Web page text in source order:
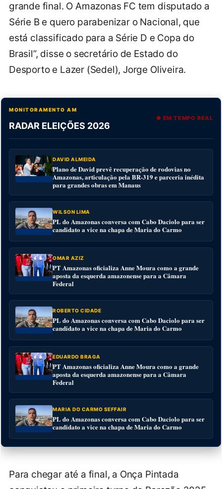
grande final. O Amazonas FC tem disputado a
Série B e quero parabenizar o Nacional, que
está classificado para a Série D e Copa do
Brasil”, disse o secretário de Estado do
Desporto e Lazer (Sedel), Jorge Oliveira.
MONITORAMENTO AM
RADAR ELEIÇÕES 2026
● EM TEMPO REAL
DAVID ALMEIDA
Plano de David prevê recuperação de rodovias no
Amazonas, articulação pela BR-319 e parceria inédita
para grandes obras em Manaus
WILSON LIMA
PL do Amazonas conversa com Cabo Daciolo para ser
candidato a vice na chapa de Maria do Carmo
OMAR AZIZ
PT Amazonas oficializa Anne Moura como a grande
aposta da esquerda amazonense para a Câmara
Federal
ROBERTO CIDADE
PL do Amazonas conversa com Cabo Daciolo para ser
candidato a vice na chapa de Maria do Carmo
EDUARDO BRAGA
PT Amazonas oficializa Anne Moura como a grande
aposta da esquerda amazonense para a Câmara
Federal
MARIA DO CARMO SEFFAIR
PL do Amazonas conversa com Cabo Daciolo para ser
candidato a vice na chapa de Maria do Carmo
Para chegar até a final, a Onça Pintada